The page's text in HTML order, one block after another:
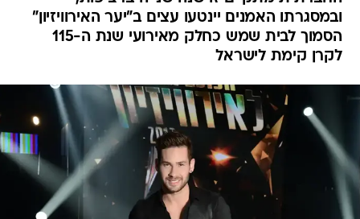
ובמסגרתו האמנים יינטעו עצים ב"יער האירוויזיון"
הסמוך לבית שמש כחלק מאירועי שנת ה-115
לקרן קימת לישראל